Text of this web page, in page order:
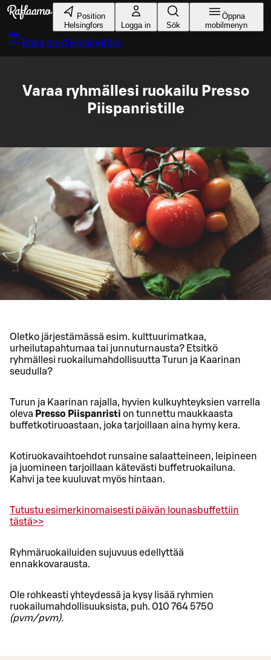
Gå till huvudinnehållet
Position
Helsingfors
Logga in Sök
Öppna
mobilmenyn
Boka bord Helsingfors
Varaa ryhmällesi ruokailu Presso
Piispanristille
Oletko järjestämässä esim. kulttuurimatkaa,
urheilutapahtumaa tai junnuturnausta? Etsitkö
ryhmällesi ruokailumahdollisuutta Turun ja Kaarinan
seudulla?
Turun ja Kaarinan rajalla, hyvien kulkuyhteyksien varrella
oleva Presso Piispanristi on tunnettu maukkaasta
buffetkotiruoastaan, joka tarjoillaan aina hymy kera.
Kotiruokavaihtoehdot runsaine salaatteineen, leipineen
ja juomineen tarjoillaan kätevästi buffetruokailuna.
Kahvi ja tee kuuluvat myös hintaan.
Tutustu esimerkinomaisesti päivän lounasbuffettiin
tästä>>
Ryhmäruokailuiden sujuvuus edellyttää
ennakkovarausta.
Ole rohkeasti yhteydessä ja kysy lisää ryhmien
ruokailumahdollisuuksista, puh. 010 764 5750
(pvm/pvm).